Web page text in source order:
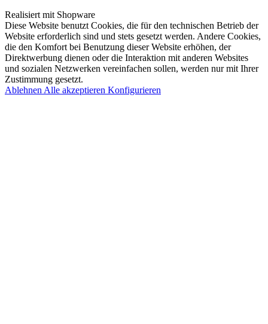
Realisiert mit Shopware
Diese Website benutzt Cookies, die für den technischen Betrieb der
Website erforderlich sind und stets gesetzt werden. Andere Cookies,
die den Komfort bei Benutzung dieser Website erhöhen, der
Direktwerbung dienen oder die Interaktion mit anderen Websites
und sozialen Netzwerken vereinfachen sollen, werden nur mit Ihrer
Zustimmung gesetzt.
Ablehnen Alle akzeptieren Konfigurieren